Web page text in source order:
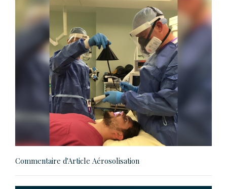
Commentaire d'Article Aérosolisation